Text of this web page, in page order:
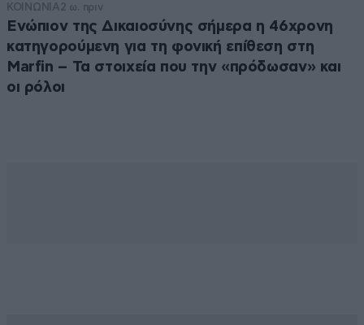
ΚΟΙΝΩΝΙΑ2 ω. πριν
Ενώπιον της Δικαιοσύνης σήμερα η 46χρονη
κατηγορούμενη για τη φονική επίθεση στη
Marfin – Τα στοιχεία που την «πρόδωσαν» και
οι ρόλοι